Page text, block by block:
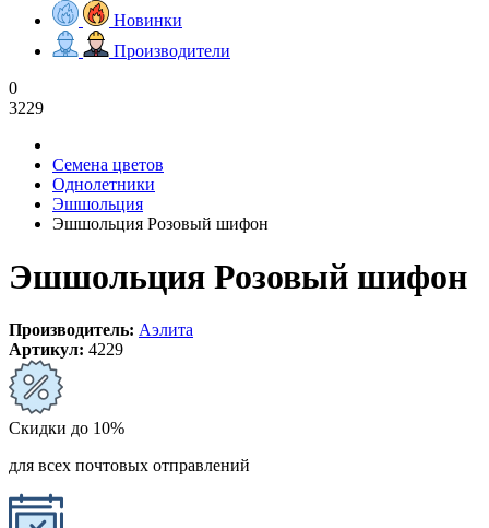
Новинки
Производители
0
3229
Семена цветов
Однолетники
Эшшольция
Эшшольция Розовый шифон
Эшшольция Розовый шифон
Производитель: Аэлита
Артикул: 4229
Скидки до 10%
для всех почтовых отправлений